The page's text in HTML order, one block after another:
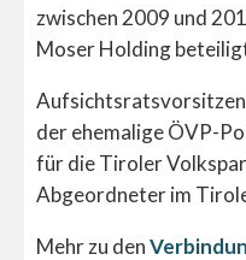
zwischen 2009 und
Moser Holding
der ehemalige ÖVP-
für die Tiroler
Abgeordneter im
Mehr zu den